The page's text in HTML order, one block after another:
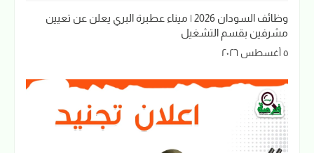
وظائف السودان 2026 | ميناء عطبرة البري يعلن عن تعيين
مشرفين بقسم التشغيل
٥ أغسطس ٢٠٢٦